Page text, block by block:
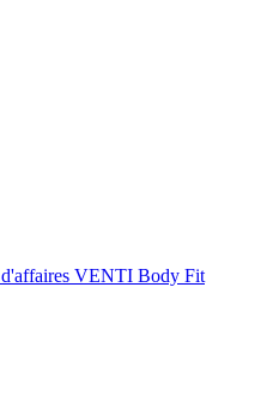
d'affaires VENTI Body Fit